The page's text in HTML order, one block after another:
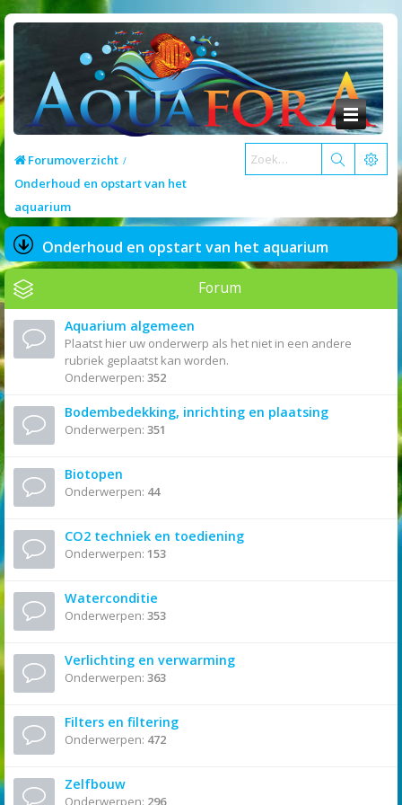
Forumoverzicht
Onderhoud en opstart van het
aquarium
Onderhoud en opstart van het aquarium
Forum
Aquarium algemeen
Plaatst hier uw onderwerp als het niet in een andere
rubriek geplaatst kan worden.
Onderwerpen: 352
Bodembedekking, inrichting en plaatsing
Onderwerpen: 351
Biotopen
Onderwerpen: 44
CO2 techniek en toediening
Onderwerpen: 153
Waterconditie
Onderwerpen: 353
Verlichting en verwarming
Onderwerpen: 363
Filters en filtering
Onderwerpen: 472
Zelfbouw
Onderwerpen: 296